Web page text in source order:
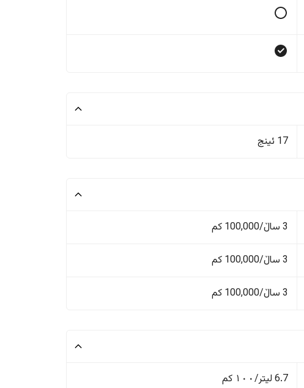
17 ئینج
3 ساڵ/100,000 کم
3 ساڵ/100,000 کم
3 ساڵ/100,000 کم
6.7 لیتر/١٠٠ کم